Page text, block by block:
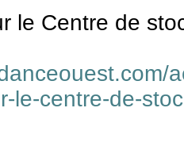
le Centre de
le-centre-de-